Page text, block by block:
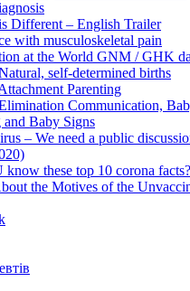
Different – English Trailer
with musculoskeletal pain
at the World GNM / GHK
self-determined births
Parenting
Communication,
and Baby Signs
– We need a public
these top 10 corona
the Motives of the